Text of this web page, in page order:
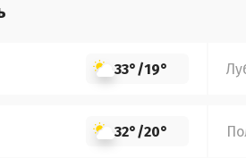
33°/19°
32°/20°